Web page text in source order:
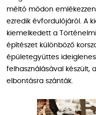
méltó módon
ezredik évfordulójáról. A
kiemelkedett a
építészet különböző
épületegyüttes
felhasználásával készült,
elbontásra szánták.